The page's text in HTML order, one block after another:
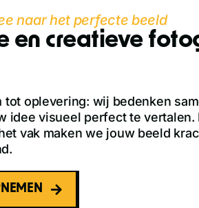
naar het perfecte beeld
en creatieve
tot oplevering: wij bedenken
idee visueel perfect te vertalen.
vak maken we jouw beeld